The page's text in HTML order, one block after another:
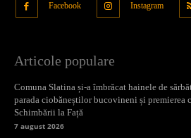
Facebook Instagram
Articole populare
Comuna Slatina și-a îmbrăcat hainele de
parada ciobăneștilor bucovineni și premierea
Schimbării la Față
7 august 2026